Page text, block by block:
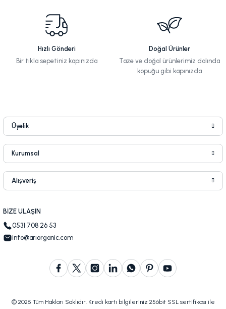
Hızlı Gönderi
Bir tıkla sepetiniz kapınızda
Doğal Ürünler
Taze ve doğal ürünlerimiz dalında
kopuğu gibi kapınızda
Üyelik
Kurumsal
Alışveriş
BİZE ULAŞIN
0531 708 26 53
info@arıorganic.com
© 2025 Tüm Hakları Saklıdır. Kredi kartı bilgileriniz 256bit SSL sertifikası ile